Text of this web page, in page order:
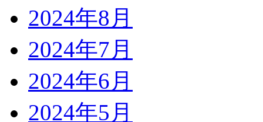
2024年8月
2024年7月
2024年6月
2024年5月